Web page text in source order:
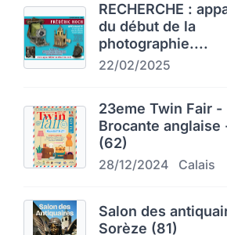
RECHERCHE :
du début de la
photographie....
22/02/2025
23eme Twin Fair -
Brocante anglaise
(62)
28/12/2024 Calais
Salon des
Sorèze (81)